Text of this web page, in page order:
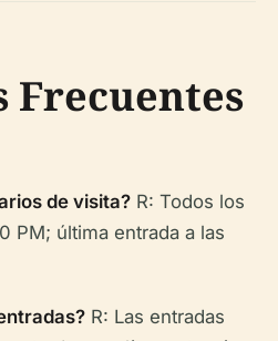
Frecuentes
de visita? R: Todos los
PM; última entrada a las
R: Las entradas